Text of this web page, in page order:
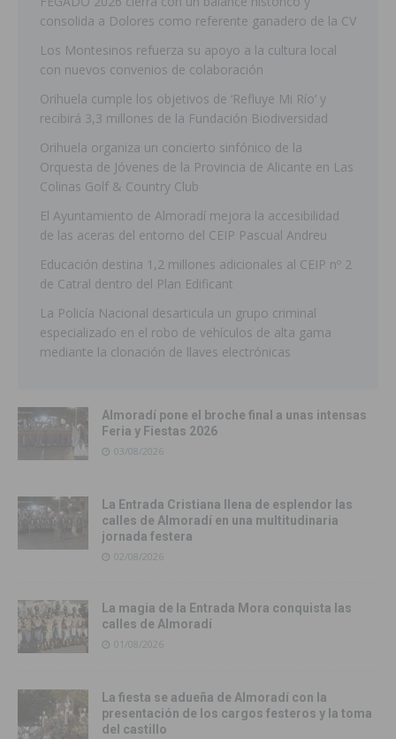
consolida a Dolores como referente ganadero de la CV
Los Montesinos refuerza su apoyo a la cultura local
con nuevos convenios de colaboración
Orihuela cumple los objetivos de ‘Refluye Mi Río’ y
recibirá 3,3 millones de la Fundación Biodiversidad
Orihuela organiza un concierto sinfónico de la
Orquesta de Jóvenes de la Provincia de Alicante en Las
Colinas Golf & Country Club
El Ayuntamiento de Almoradí mejora la accesibilidad
de las aceras del entorno del CEIP Pascual Andreu
Educación destina 1,2 millones adicionales al CEIP nº 2
de Catral dentro del Plan Edificant
La Policía Nacional desarticula un grupo criminal
especializado en el robo de vehículos de alta gama
mediante la clonación de llaves electrónicas
Almoradí pone el broche final a unas intensas
Feria y Fiestas 2026
03/08/2026
La Entrada Cristiana llena de esplendor las
calles de Almoradí en una multitudinaria
jornada festera
02/08/2026
La magia de la Entrada Mora conquista las
calles de Almoradí
01/08/2026
La fiesta se adueña de Almoradí con la
presentación de los cargos festeros y la toma
del castillo